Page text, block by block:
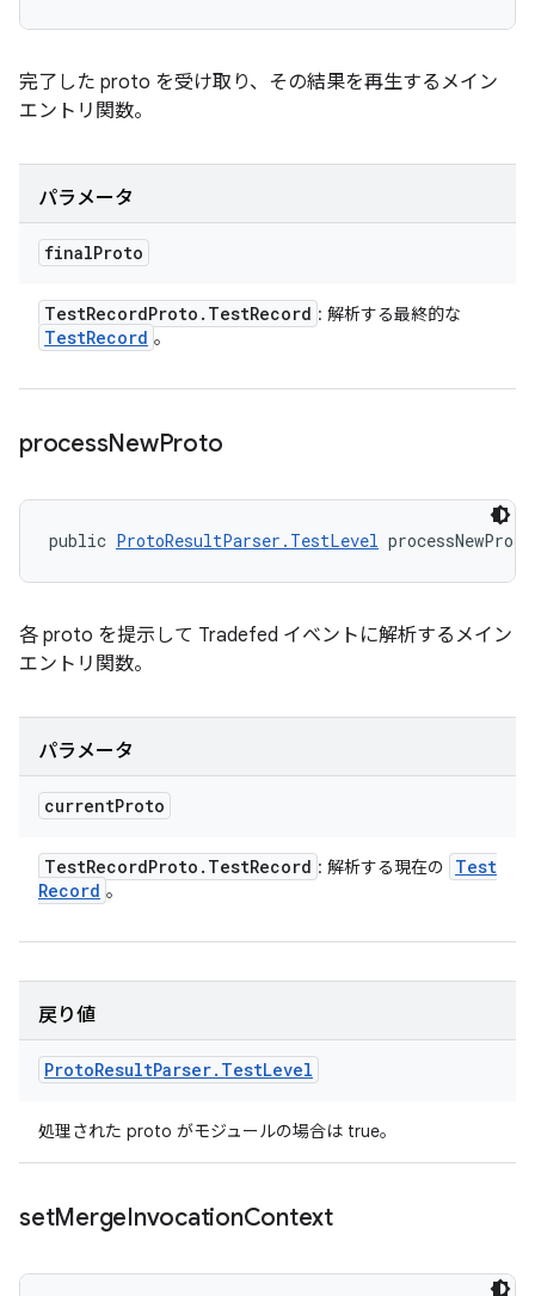
完了した proto を受け取り、その結果を再生するメイン
エントリ関数。
パラメータ
finalProto
TestRecordProto . TestRecord : 解析する最終的な
TestRecord 。
processNewProto
public ProtoResultParser.TestLevel
各 proto を提示して Tradefed イベントに解析するメイン
エントリ関数。
パラメータ
currentProto
TestRecordProto . TestRecord : 解析する現在の
Test
Record 。
戻り値
ProtoResultParser. TestLevel
処理された proto がモジュールの場合は true。
setMergeInvocationContext